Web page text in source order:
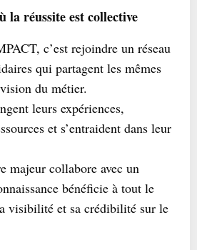
la réussite est collective
c’est rejoindre un réseau
qui partagent les mêmes
du métier.
leurs expériences,
et s’entraident dans leur
majeur collabore avec un
bénéficie à tout le
visibilité et sa crédibilité sur le